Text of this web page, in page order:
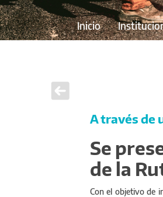
Inicio
A través de
Se
de la
Con el objetivo de